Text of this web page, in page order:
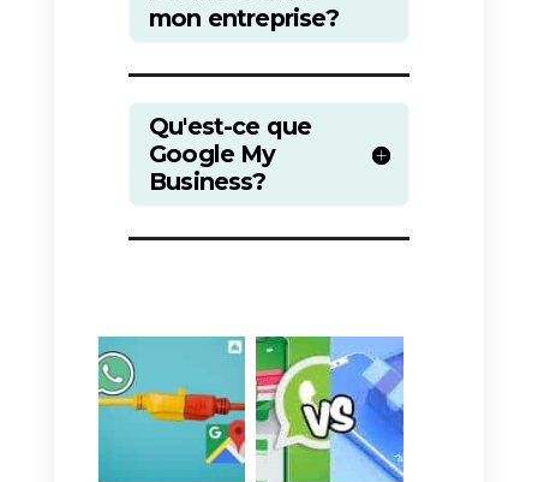
identiques. Désormais, les
utilisateurs pourront résoudre
leurs problèmes de vérification
d’autres questions
réponses à partir de la recherche
ou même de cartes.